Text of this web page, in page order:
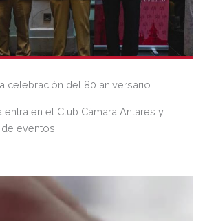
celebración del 80 aniversario
en el Club Cámara Antares y
eventos.